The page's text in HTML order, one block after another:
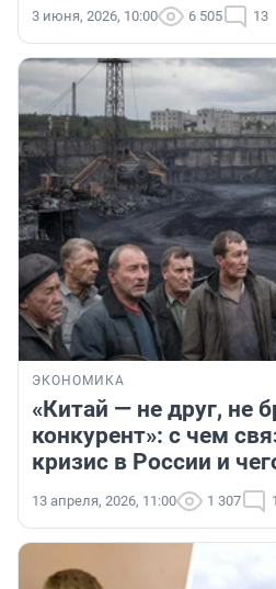
3 июня, 2026, 10:00 6 505 13
ЭКОНОМИКА
«Китай — не друг, не
конкурент»: с чем
кризис в России и
13 апреля, 2026, 11:00 1 307